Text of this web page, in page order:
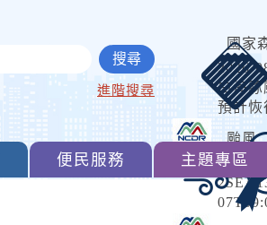
進階搜尋
國家
2026-
白海豚
預計恢
颱風
2026-
便民服務 主題專區